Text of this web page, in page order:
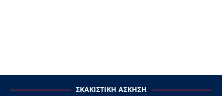
ΣΚΑΚΙΣΤΙΚΉ ΆΣΚΗΣΗ